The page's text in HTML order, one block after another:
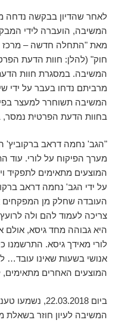
לאחר שהדיון בבקשה
מאת "התחלה חדשה – מרכז
חוק" (להלן: חוות הדעת
מרביתם נדחו בעבר על ידי
המשיבה תשוחרר למעצר
בחוות הדעת הפרטית נמסר,
"הגב' נחמה דראב ברקוביץ'
מערך הפיקוח על לורי. עוד
המוצעים מתאימים לתפקיד
על ידי הגב' נחמה דראב
העובדה שחלק מן המפקחים
צריכה לעמוד להם ולה
היא גבוהה מחד גיסא, אולם
לורי מאידך גיסא. התרשמנו
אנושי בשעות שאינו
המוצעים האחרים
ביום
המשיבה לעיון חוזר